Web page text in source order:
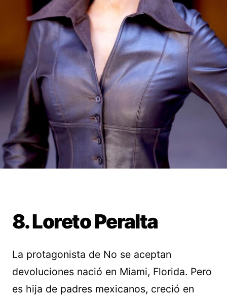
8. Loreto Peralta
La protagonista de No se aceptan
devoluciones nació en Miami, Florida. Pero
es hija de padres mexicanos, creció en